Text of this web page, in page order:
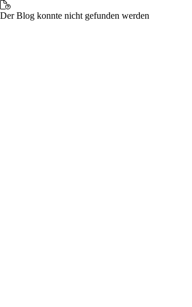
Der Blog konnte nicht gefunden werden